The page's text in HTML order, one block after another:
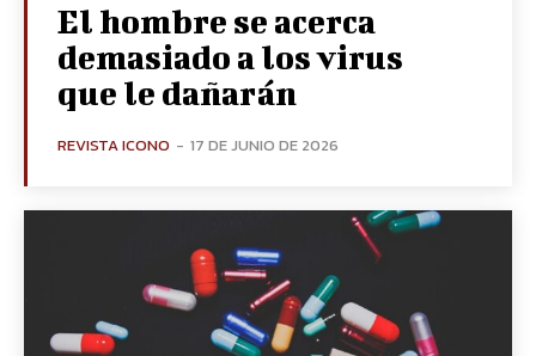
El hombre se acerca
demasiado a los virus
que le dañarán
REVISTA ICONO - 17 DE JUNIO DE 2026